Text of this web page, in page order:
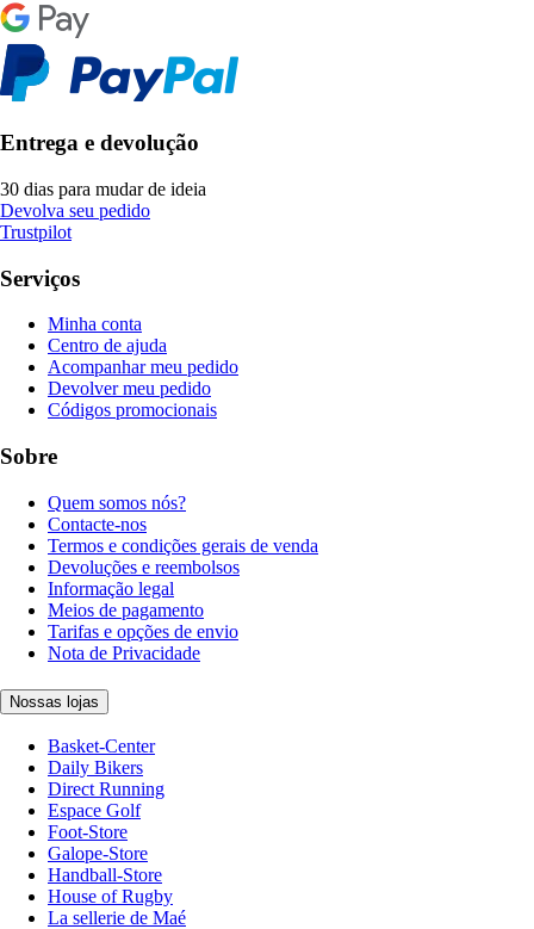
Entrega e devolução
30 dias para mudar de ideia
Devolva seu pedido
Trustpilot
Serviços
Minha conta
Centro de ajuda
Acompanhar meu pedido
Devolver meu pedido
Códigos promocionais
Sobre
Quem somos nós?
Contacte-nos
Termos e condições gerais de venda
Devoluções e reembolsos
Informação legal
Meios de pagamento
Tarifas e opções de envio
Nota de Privacidade
Nossas lojas
Basket-Center
Daily Bikers
Direct Running
Espace Golf
Foot-Store
Galope-Store
Handball-Store
House of Rugby
La sellerie de Maé